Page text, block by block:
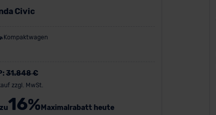
Civic
Kompaktwagen
31.848 €
zzgl. MwSt.
16% Maximalrabatt heute